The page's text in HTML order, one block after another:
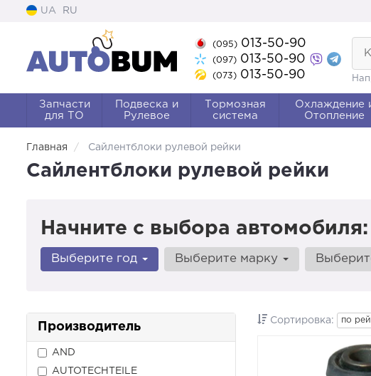
UA RU
(095)013-50-90
(097)013-50-90
(073)013-50-90
Запчасти
для ТО
Подвеска и
Рулевое
Тормозная
система
Охлаждение
Отопление
Главная Сайлентблоки рулевой рейки
Сайлентблоки рулевой рейки
Начните с выбора автомобиля:
Выберите год Выберите марку
Производитель
AND
AUTOTECHTEILE
Сортировка: по